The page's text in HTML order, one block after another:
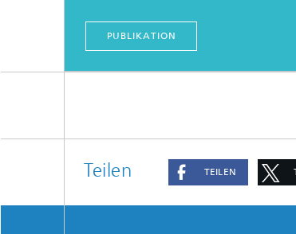
PUBLIKATION
Teilen TEILEN